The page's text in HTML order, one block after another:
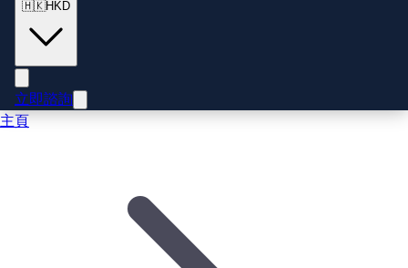
🇭🇰HKD
立即諮詢
主頁